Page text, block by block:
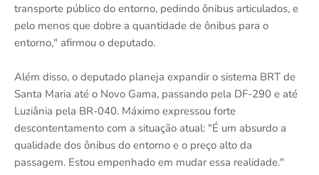
transporte público do entorno, pedindo ônibus articulados, e
pelo menos que dobre a quantidade de ônibus para o
entorno," afirmou o deputado.
Além disso, o deputado planeja expandir o sistema BRT de
Santa Maria até o Novo Gama, passando pela DF-290 e até
Luziânia pela BR-040. Máximo expressou forte
descontentamento com a situação atual: "É um absurdo a
qualidade dos ônibus do entorno e o preço alto da
passagem. Estou empenhado em mudar essa realidade."